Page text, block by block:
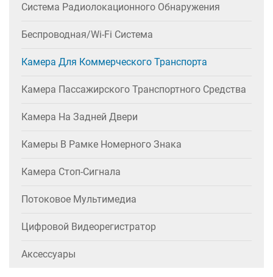
Система Радиолокационного Обнаружения
Беспроводная/Wi-Fi Система
Камера Для Коммерческого Транспорта
Камера Пассажирского Транспортного Средства
Камера На Задней Двери
Камеры В Рамке Номерного Знака
Камера Стоп-Сигнала
Потоковое Мультимедиа
Цифровой Видеорегистратор
Аксессуары